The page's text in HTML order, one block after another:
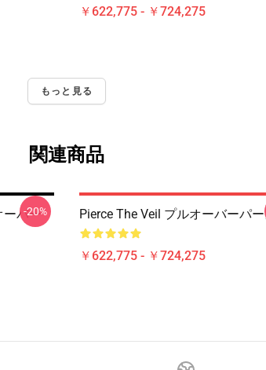
￥622,775 - ￥724,275
もっと見る
関連商品
ーバー
-20% Pierce The Veil プルオーバーパ
￥622,775 - ￥724,275